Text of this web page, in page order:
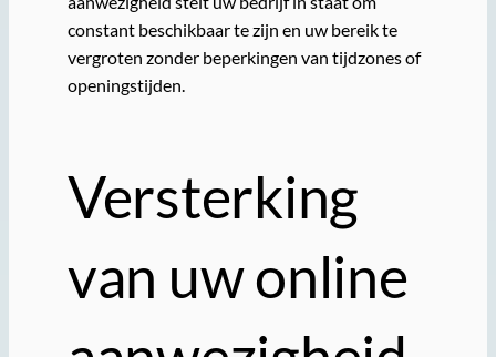
constant beschikbaar te zijn en uw bereik te
vergroten zonder beperkingen van tijdzones of
openingstijden.
Versterking
van uw online